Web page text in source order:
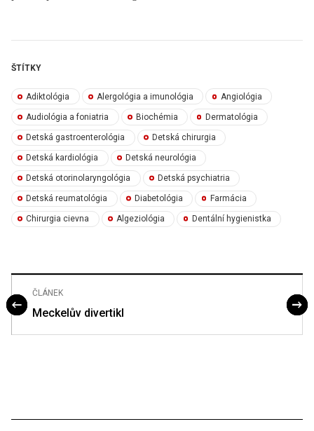
ŠTÍTKY
Adiktológia Alergológia a imunológia Angiológia
Audiológia a foniatria Biochémia Dermatológia
Detská gastroenterológia Detská chirurgia
Detská kardiológia Detská neurológia
Detská otorinolaryngológia Detská psychiatria
Detská reumatológia Diabetológia Farmácia
Chirurgia cievna Algeziológia Dentální hygienistka
ČLÁNEK
Meckelův divertikl